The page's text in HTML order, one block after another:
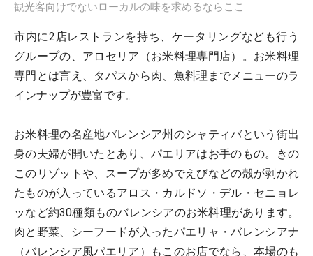
観光客向けでないローカルの味を求めるならここ
市内に2店レストランを持ち、ケータリングなども行う
グループの、アロセリア（お米料理専門店）。お米料理
専門とは言え、タパスから肉、魚料理までメニューのラ
インナップが豊富です。
お米料理の名産地バレンシア州のシャティバという街出
身の夫婦が開いたとあり、パエリアはお手のもの。きの
このリゾットや、スープが多めでえびなどの殻が剥かれ
たものが入っているアロス・カルドソ・デル・セニョレ
ッなど約30種類ものバレンシアのお米料理があります。
肉と野菜、シーフードが入ったパエリャ・バレンシアナ
（バレンシア風パエリア）もこのお店でなら、本場のも